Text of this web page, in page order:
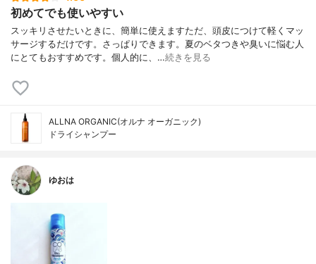
初めてでも使いやすい
スッキリさせたいときに、簡単に使えますただ、頭皮につけて軽くマッ
サージするだけです。さっぱりできます。夏のベタつきや臭いに悩む人
にとてもおすすめです。個人的に、…続きを見る
ALLNA ORGANIC(オルナ オーガニック)
ドライシャンプー
ゆおは